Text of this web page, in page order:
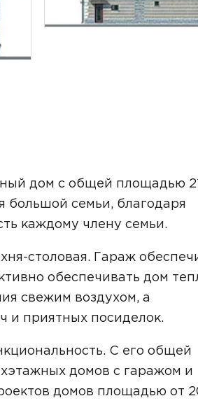
дом с общей площадью
большой семьи, благодаря
каждому члену семьи.
столовая. Гараж
обеспечивать дом
свежим воздухом, а
и приятных посиделок.
С его общей
домов с гаражом и
домов площадью от
Звонок
MAX
данных.
стоимость